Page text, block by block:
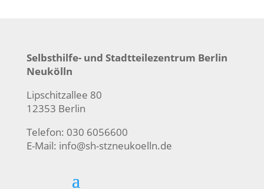
Selbsthilfe- und Stadtteilezentrum Berlin
Neukölln
Lipschitzallee 80
12353 Berlin
Telefon: 030 6056600
E-Mail: info@sh-stzneukoelln.de